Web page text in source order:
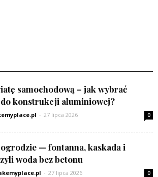
samochodową – jak wybrać
konstrukcji aluminiowej?
- 27 lipca 2026 0
— fontanna, kaskada i
woda bez betonu
- 27 lipca 2026 0